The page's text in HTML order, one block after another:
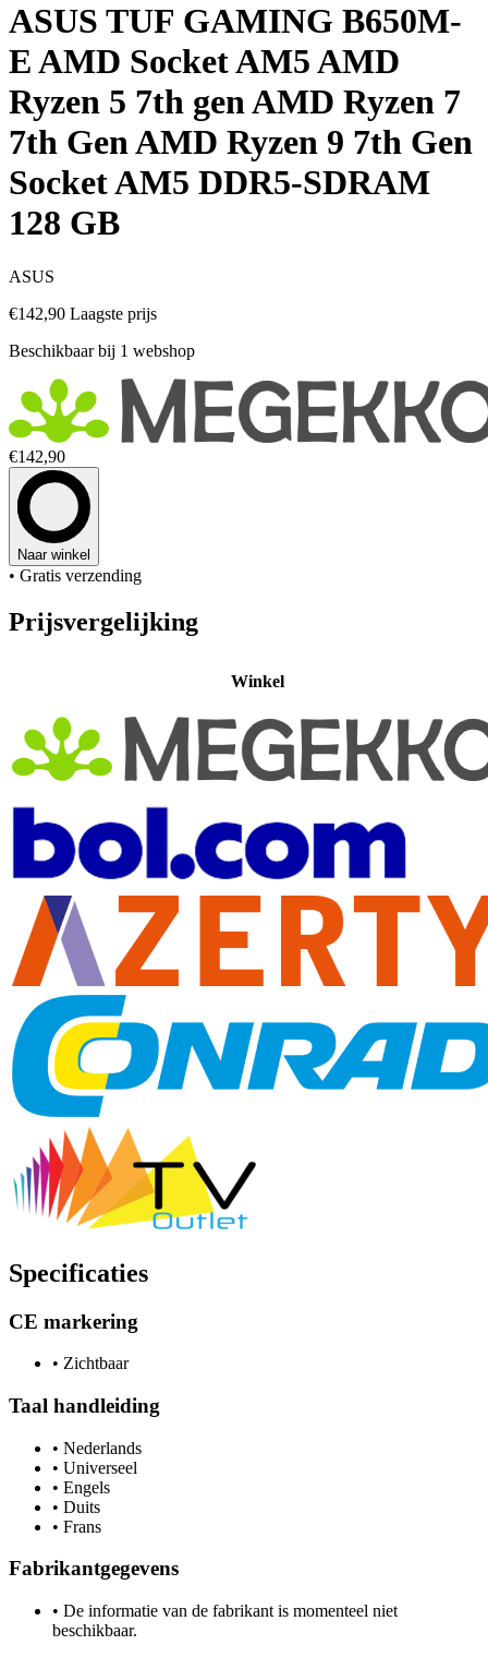
ASUS TUF GAMING B650M-
E AMD Socket AM5 AMD
Ryzen 5 7th gen AMD Ryzen 7
7th Gen AMD Ryzen 9 7th Gen
Socket AM5 DDR5-SDRAM
128 GB
ASUS
€142,90 Laagste prijs
Beschikbaar bij 1 webshop
€142,90
Naar winkel
• Gratis verzending
Prijsvergelijking
Winkel
Specificaties
CE markering
• Zichtbaar
Taal handleiding
• Nederlands
• Universeel
• Engels
• Duits
• Frans
Fabrikantgegevens
• De informatie van de fabrikant is momenteel niet
beschikbaar.